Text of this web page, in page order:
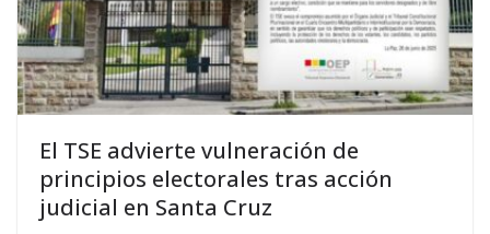
El TSE advierte vulneración de
principios electorales tras acción
judicial en Santa Cruz